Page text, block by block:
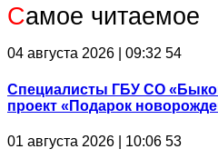
Самое читаемое
04 августа 2026 | 09:32 54
Специалисты ГБУ СО
проект «Подарок
01 августа 2026 | 10:06 53